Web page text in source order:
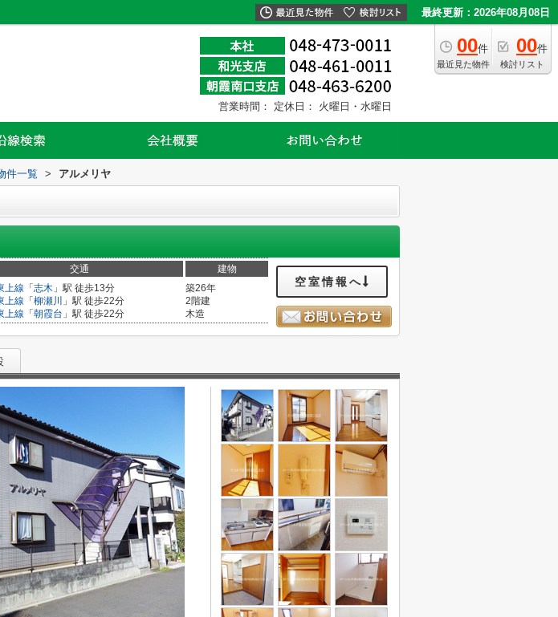
最終更新：2026年08月08日
00件
最近見た物件
00件
検討リスト
営業時間： 定休日： 火曜日・水曜日
件一覧 > アルメリヤ
交通 建物
上線 「 志木 」駅 徒歩13分
上線 「 柳瀬川
」駅 徒歩22分
上線 「 朝霞台 」駅 徒歩22分
築26年
2階建
木造
空室情報へ